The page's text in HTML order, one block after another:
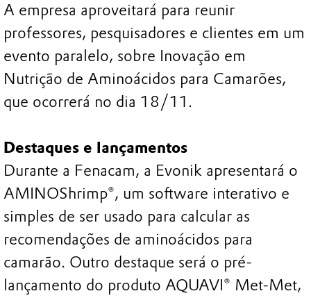
A empresa aproveitará para reunir
professores, pesquisadores e clientes em um
evento paralelo, sobre Inovação em
Nutrição de Aminoácidos para Camarões,
que ocorrerá no dia 18/11.
Destaques e lançamentos
Durante a Fenacam, a Evonik apresentará o
AMINOShrimp®, um software interativo e
simples de ser usado para calcular as
recomendações de aminoácidos para
camarão. Outro destaque será o pré-
lançamento do produto AQUAVI® Met-Met,